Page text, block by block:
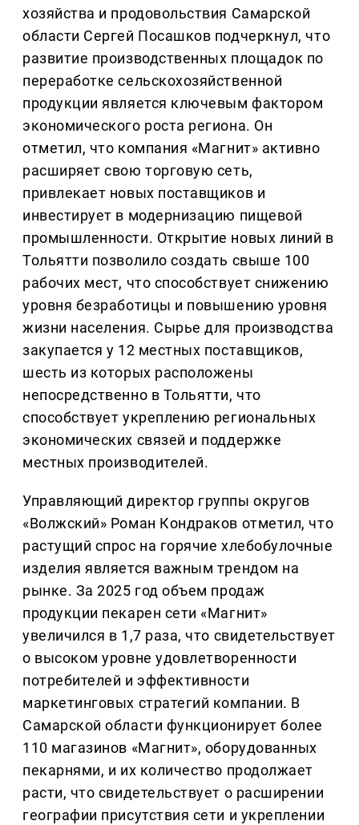
хозяйства и продовольствия Самарской
области Сергей Посашков подчеркнул, что
развитие производственных площадок по
переработке сельскохозяйственной
продукции является ключевым фактором
экономического роста региона. Он
отметил, что компания «Магнит» активно
расширяет свою торговую сеть,
привлекает новых поставщиков и
инвестирует в модернизацию пищевой
промышленности. Открытие новых линий в
Тольятти позволило создать свыше 100
рабочих мест, что способствует снижению
уровня безработицы и повышению уровня
жизни населения. Сырье для производства
закупается у 12 местных поставщиков,
шесть из которых расположены
непосредственно в Тольятти, что
способствует укреплению региональных
экономических связей и поддержке
местных производителей.
Управляющий директор группы округов
«Волжский» Роман Кондраков отметил, что
растущий спрос на горячие хлебобулочные
изделия является важным трендом на
рынке. За 2025 год объем продаж
продукции пекарен сети «Магнит»
увеличился в 1,7 раза, что свидетельствует
о высоком уровне удовлетворенности
потребителей и эффективности
маркетинговых стратегий компании. В
Самарской области функционирует более
110 магазинов «Магнит», оборудованных
пекарнями, и их количество продолжает
расти, что свидетельствует о расширении
географии присутствия сети и укреплении